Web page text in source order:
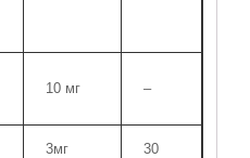
10 мг –
3мг 30